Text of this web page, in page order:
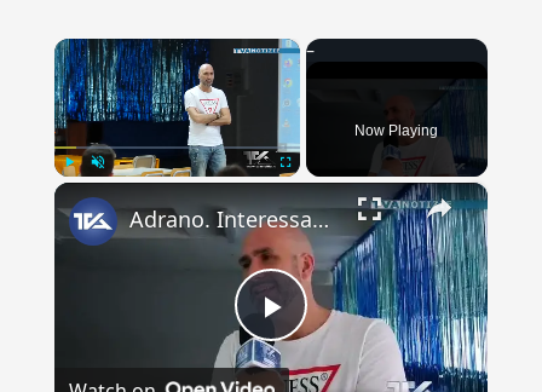
×
Now Playing
×
Play
Adrano. Interessante incontro al liceo “Verga” con il prof. Fabio Gamberini. Studenti del Linguistic